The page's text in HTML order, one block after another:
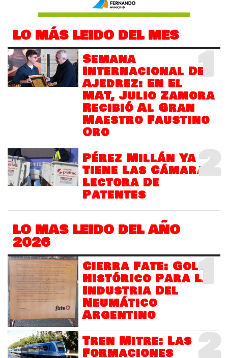
LO MÁS LEIDO DEL MES
1
Semana
Internacional Del
Ajedrez: En El
MAT, Julio Zamora
Recibió Al Gran
Maestro Faustino
Oro
2
Pérez Millán Ya
Tiene Las Cámaras
Lectora De
Patentes
LO MAS LEIDO DEL AÑO
2026
1
Cierra Fate: Golpe
Histórico Para La
Industria Del
Neumático
Argentino
2
Tren Mitre: Las
Formaciones